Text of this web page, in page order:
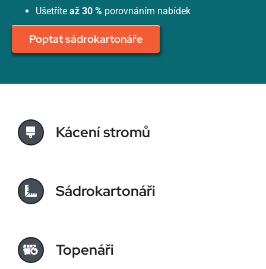
Ušetříte až 30 %porovnáním nabídek
Poptat sádrokartonáře
Kácení stromů
Sádrokartonáři
Topenáři